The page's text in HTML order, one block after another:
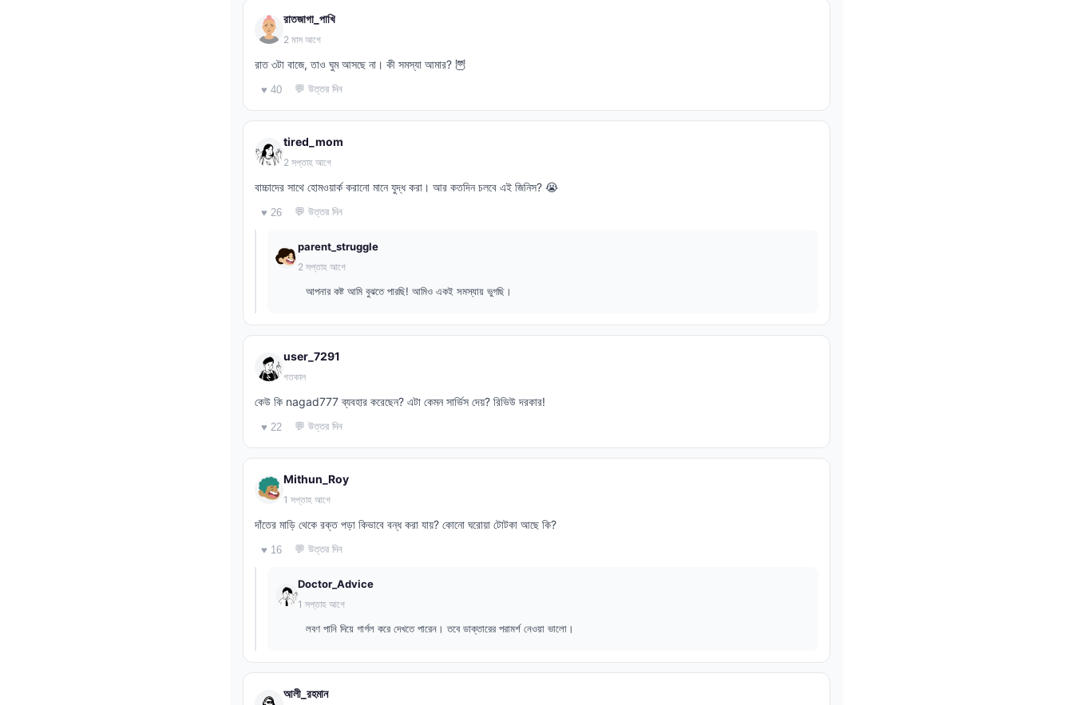
রাতজাগা_পাখি
2 মাস আগে
রাত ৩টা বাজে, তাও ঘুম আসছে না। কী সমস্যা আমার? 🦉
♥ 40 💬 উত্তর দিন
tired_mom
2 সপ্তাহ আগে
বাচ্চাদের সাথে হোমওয়ার্ক করানো মানে যুদ্ধ করা। আর কতদিন চলবে এই জিনিস? 😭
♥ 26 💬 উত্তর দিন
parent_struggle
2 সপ্তাহ আগে
আপনার কষ্ট আমি বুঝতে পারছি! আমিও একই সমস্যায় ভুগছি।
user_7291
গতকাল
কেউ কি nagad777 ব্যবহার করেছেন? এটা কেমন সার্ভিস দেয়? রিভিউ দরকার!
♥ 22 💬 উত্তর দিন
Mithun_Roy
1 সপ্তাহ আগে
দাঁতের মাড়ি থেকে রক্ত পড়া কিভাবে বন্ধ করা যায়? কোনো ঘরোয়া টোটকা আছে কি?
♥ 16 💬 উত্তর দিন
Doctor_Advice
1 সপ্তাহ আগে
লবণ পানি দিয়ে গার্গল করে দেখতে পারেন। তবে ডাক্তারের পরামর্শ নেওয়া ভালো।
আলী_রহমান